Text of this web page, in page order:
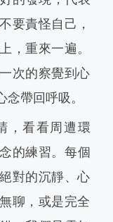
要責怪自己，
，重來一遍。
次的察覺到心
帶回呼吸。
，看看周遭環
的練習。 每個
對的沉靜、心
聊，或是完全